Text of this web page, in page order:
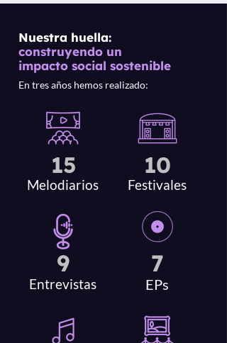
Nuestra huella:
construyendo un
impacto social sostenible
En tres años hemos realizado:
15 10
Melodiarios Festivales
9
Entrevistas
7
EPs